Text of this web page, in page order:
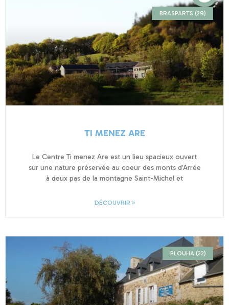
BRASPARTS (29)
TI MENEZ ARE
Le Centre Ti menez Are est un lieu spacieux ouvert
sur une nature préservée au coeur des monts d’Arrée
à deux pas de la montagne Saint-Michel et
DÉCOUVRIR »
PLOUHA (22)